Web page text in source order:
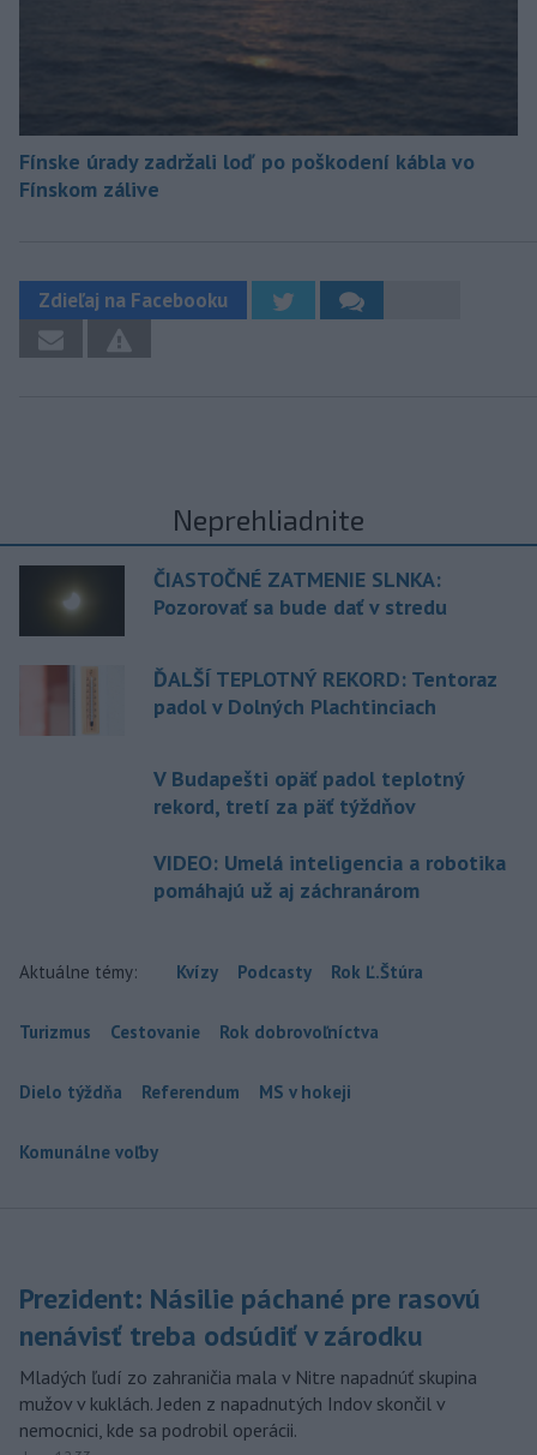
Fínske úrady zadržali loď po poškodení kábla vo
Fínskom zálive
Zdieľaj na Facebooku
Neprehliadnite
ČIASTOČNÉ ZATMENIE SLNKA:
Pozorovať sa bude dať v stredu
ĎALŠÍ TEPLOTNÝ REKORD: Tentoraz
padol v Dolných Plachtinciach
V Budapešti opäť padol teplotný
rekord, tretí za päť týždňov
VIDEO: Umelá inteligencia a robotika
pomáhajú už aj záchranárom
Aktuálne témy: Kvízy Podcasty Rok Ľ.Štúra
Turizmus Cestovanie Rok dobrovoľníctva
Dielo týždňa Referendum MS v hokeji
Komunálne voľby
Prezident: Násilie páchané pre rasovú
nenávisť treba odsúdiť v zárodku
Mladých ľudí zo zahraničia mala v Nitre napadnúť skupina
mužov v kuklách. Jeden z napadnutých Indov skončil v
nemocnici, kde sa podrobil operácii.